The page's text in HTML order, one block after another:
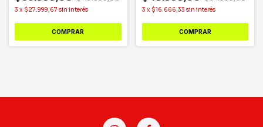
3 x $27.999,67 sin interés
COMPRAR
3 x $16.666,33 sin interés
COMPRAR